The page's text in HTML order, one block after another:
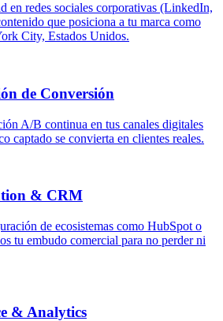
en redes sociales corporativas (LinkedIn,
que posiciona a tu marca como
City, Estados Unidos.
de Conversión
A/B continua en tus canales digitales
captado se convierta en clientes reales.
& CRM
de ecosistemas como HubSpot o
tu embudo comercial para no perder ni
& Analytics